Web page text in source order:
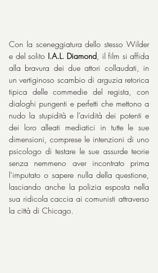
Con la sceneggiatura dello stesso Wilder
e del solito I.A.L. Diamond, il film si affida
alla bravura dei due attori collaudati, in
un vertiginoso scambio di arguzia retorica
tipica delle commedie del regista, con
dialoghi pungenti e perfetti che mettono a
nudo la stupidità e l’avidità dei potenti e
dei loro alleati mediatici in tutte le sue
dimensioni, comprese le intenzioni di uno
psicologo di testare le sue assurde teorie
senza nemmeno aver incontrato prima
l'imputato o sapere nulla della questione,
lasciando anche la polizia esposta nella
sua ridicola caccia ai comunisti attraverso
la città di Chicago.